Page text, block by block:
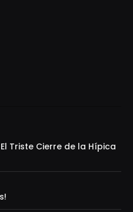
Triste Cierre de la Hípica